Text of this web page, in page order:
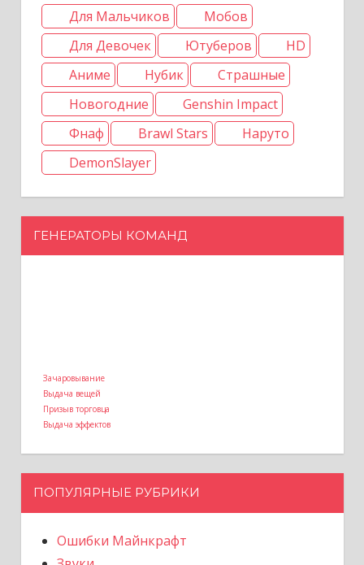
Для Мальчиков
Мобов
Для Девочек
Ютуберов
HD
Аниме
Нубик
Страшные
Новогодние
Genshin Impact
Фнаф
Brawl Stars
Наруто
DemonSlayer
ГЕНЕРАТОРЫ КОМАНД
Зачаровывание
Выдача вещей
Призыв торговца
Выдача эффектов
ПОПУЛЯРНЫЕ РУБРИКИ
Ошибки Майнкрафт